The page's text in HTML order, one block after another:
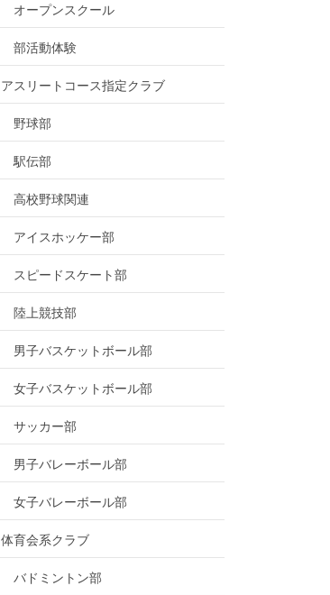
オープンスクール
部活動体験
アスリートコース指定クラブ
野球部
駅伝部
高校野球関連
アイスホッケー部
スピードスケート部
陸上競技部
男子バスケットボール部
女子バスケットボール部
サッカー部
男子バレーボール部
女子バレーボール部
体育会系クラブ
バドミントン部